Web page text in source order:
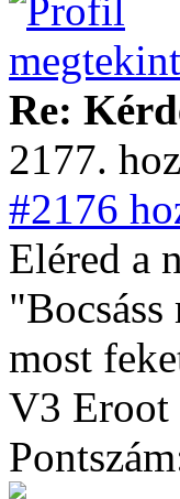
Re:
2177.
#2176
Eléred a
most
V3 Eroot